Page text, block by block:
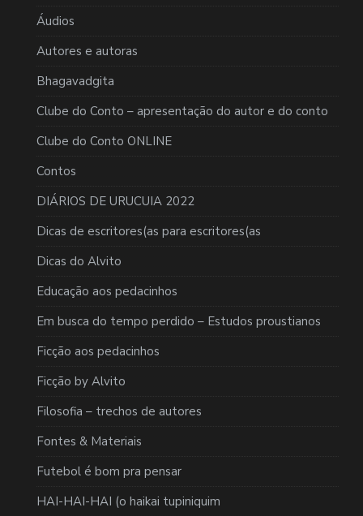
Áudios
Autores e autoras
Bhagavadgita
Clube do Conto – apresentação do autor e do conto
Clube do Conto ONLINE
Contos
DIÁRIOS DE URUCUIA 2022
Dicas de escritores(as para escritores(as
Dicas do Alvito
Educação aos pedacinhos
Em busca do tempo perdido – Estudos proustianos
Ficção aos pedacinhos
Ficção by Alvito
Filosofia – trechos de autores
Fontes & Materiais
Futebol é bom pra pensar
HAI-HAI-HAI (o haikai tupiniquim